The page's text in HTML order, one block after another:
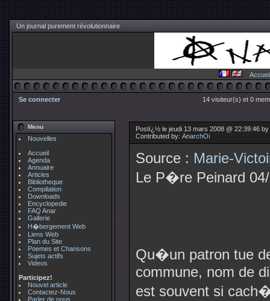
Un journal purement révolutionnaire
Accueil
Se connecter 14 visiteur(s) et 0
Menu
Nouvelles
Accueil
Agenda
Annuaire
Articles
Bibliotheque
Compilation
Downloads
Encyclopedie
FAQ Anar
Gallerie
H�bergement Web
Liens Web
Plan du Site
Poemes et Chansons
Sujets actifs
Videos
Participez!
Nouvel article
Contactez-Nous
Parler de nous
Postï¿½ le jeudi 13 mars 2008 @ 22:39:46 by
Contributed by: AnarchOi
Source : Marie-
Le P�re Peinard
Qu�un patron tue
commune, nom de
est souvent si